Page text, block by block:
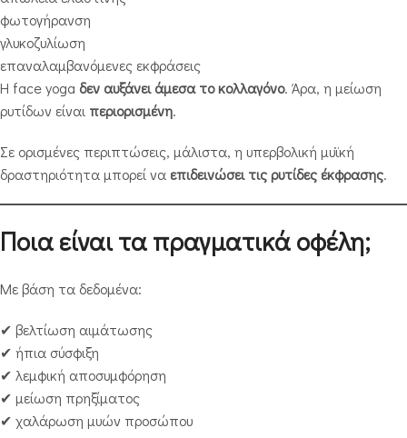
φωτογήρανση
γλυκοζυλίωση
επαναλαμβανόμενες εκφράσεις
Η face yoga δεν αυξάνει άμεσα το κολλαγόνο. Άρα, η μείωση
ρυτίδων είναι περιορισμένη.
Σε ορισμένες περιπτώσεις, μάλιστα, η υπερβολική μυϊκή
δραστηριότητα μπορεί να επιδεινώσει τις ρυτίδες έκφρασης.
Ποια είναι τα πραγματικά οφέλη;
Με βάση τα δεδομένα:
✔ βελτίωση αιμάτωσης
✔ ήπια σύσφιξη
✔ λεμφική αποσυμφόρηση
✔ μείωση πρηξίματος
✔ χαλάρωση μυών προσώπου